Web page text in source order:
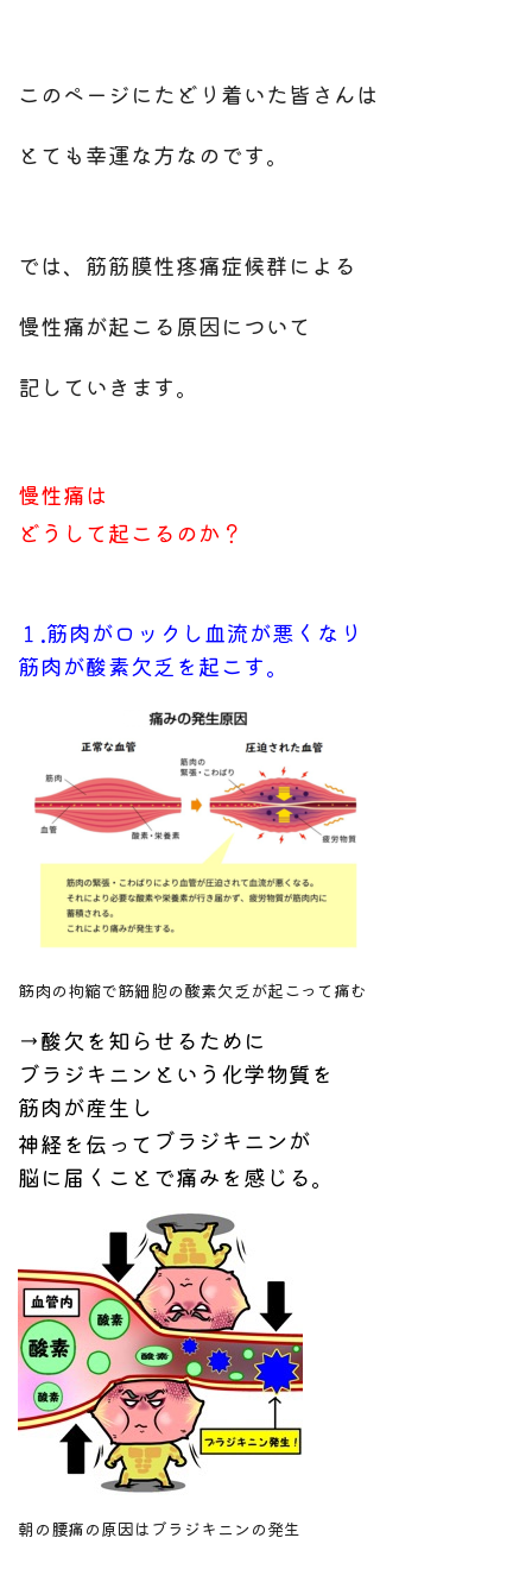
このページにたどり着いた皆さんは
とても幸運な方なのです。
では、筋筋膜性疼痛症候群による
慢性痛が起こる原因について
記していきます。
慢性痛は
どうして起こるのか？
１.筋肉がロックし 血流が悪くなり
筋肉が酸素欠乏を起こす。
筋肉の拘縮で筋細胞の酸素欠乏が起こって痛む
→酸欠を知らせるために
ブラジキニンという 化学物質を
筋肉が産生し
神経を伝って ブラジキニンが
脳に届くことで痛みを感じる。
朝の腰痛の原因はブラジキニンの発生